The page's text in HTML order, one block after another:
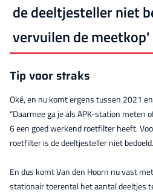
de deeltjesteller niet
vervuilen de meetkop'
Tip voor straks
Oké, en nu komt ergens tussen 2021
“Daarmee ga je als APK-station meten
6 een goed werkend roetfilter heeft.
roetfilter is de deeltjesteller niet
En dus komt Van den Hoorn nu vast
stationair toerental het aantal deeltjes